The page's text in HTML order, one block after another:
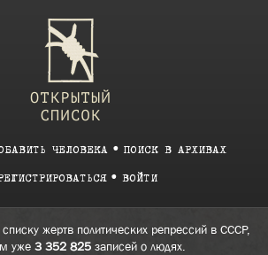
ЧЕЛОВЕКА ПОИСК В АРХИВАХ
ВОЙТИ
жертв политических репрессий в СССР,
уже 3 352 825 записей о людях.